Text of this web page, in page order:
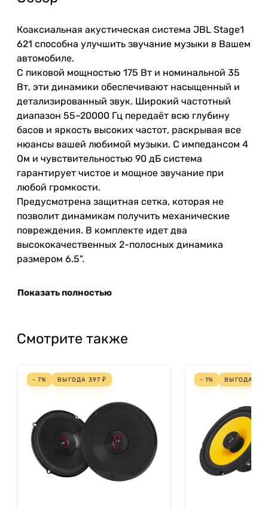
Коаксиальная акустическая система JBL Stage1
621 способна улучшить звучание музыки в Вашем
автомобиле.
С пиковой мощностью 175 Вт и номинальной 35
Вт, эти динамики обеспечивают насыщенный и
детализированный звук. Широкий частотный
диапазон 55–20000 Гц передаёт всю глубину
басов и яркость высоких частот, раскрывая все
нюансы вашей любимой музыки. С импедансом 4
Ом и чувствительностью 90 дБ система
гарантирует чистое и мощное звучание при
любой громкости.
Предусмотрена защитная сетка, которая не
позволит динамикам получить механические
повреждения. В комплекте идет два
высококачественных 2-полосных динамика
размером 6.5".
Показать полностью
Смотрите также
- 7% ВЫГОДА 397 ₽ - 1% ВЫГОДА